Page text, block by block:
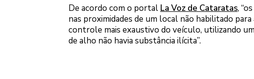
De acordo com o portal La Voz de Cataratas,
nas proximidades de um local não habilitado
controle mais exaustivo do veículo, utilizando
de alho não havia substância ilícita”.